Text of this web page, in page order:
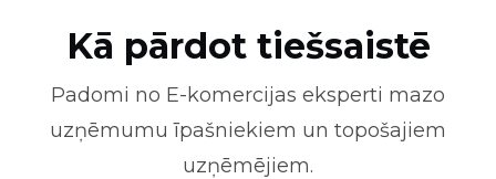
Kā pārdot tiešsaistē
Padomi no E-komercijas eksperti mazo
uzņēmumu īpašniekiem un topošajiem
uzņēmējiem.